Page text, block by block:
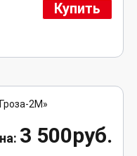
Купить
3 500руб.